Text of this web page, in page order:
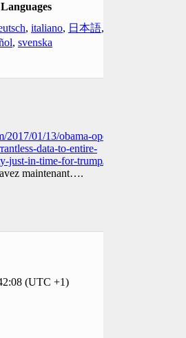
, italiano, 日本語,
, svenska
01/13/obama-opens-
data-to-entire-
just-in-time-for-trump/
maintenant….
(UTC +1)